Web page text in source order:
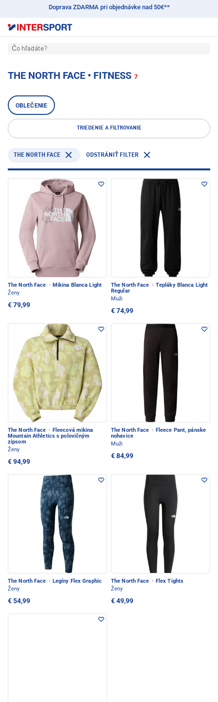
Doprava ZDARMA pri objednávke nad 50€**
Čo hľadáte?
THE NORTH FACE • FITNESS 7
OBLEČENIE
TRIEDENIE A FILTROVANIE
THE NORTH FACE ODSTRÁNIŤ FILTER
The North Face · Mikina Blanca Light
Ženy
€ 79,99
The North Face · Tepláky Blanca Light
Regular
Muži
€ 74,99
The North Face · Fleecová mikina
Mountain Athletics s polovičným
zipsom
Ženy
€ 94,99
The North Face · Fleece Pant, pánske
nohavice
Muži
€ 84,99
The North Face · Legíny Flex Graphic
Ženy
€ 54,99
The North Face · Flex Tights
Ženy
€ 49,99